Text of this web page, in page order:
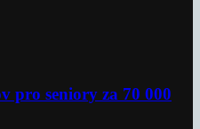
pro seniory za 70 000